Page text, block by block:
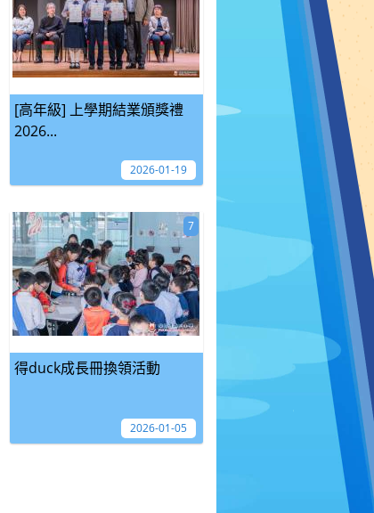
[高年級] 上學期結業頒獎禮
2026...
2026-01-19
得duck成長冊換領活動
7
2026-01-05